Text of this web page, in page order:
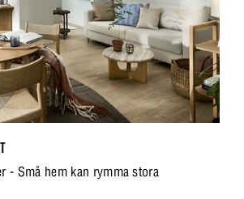
- Små hem kan rymma stora